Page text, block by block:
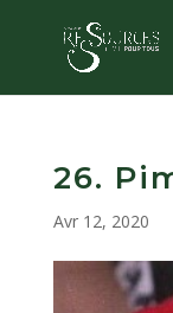
26.
Avr 12, 2020